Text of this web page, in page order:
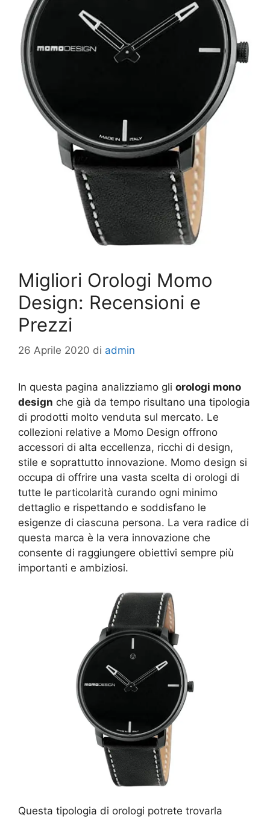
Migliori Orologi Momo
Design: Recensioni e
Prezzi
26 Aprile 2020 di admin
In questa pagina analizziamo gli orologi mono
design che già da tempo risultano una tipologia
di prodotti molto venduta sul mercato. Le
collezioni relative a Momo Design offrono
accessori di alta eccellenza, ricchi di design,
stile e soprattutto innovazione. Momo design si
occupa di offrire una vasta scelta di orologi di
tutte le particolarità curando ogni minimo
dettaglio e rispettando e soddisfano le
esigenze di ciascuna persona. La vera radice di
questa marca è la vera innovazione che
consente di raggiungere obiettivi sempre più
importanti e ambiziosi.
Questa tipologia di orologi potrete trovarla